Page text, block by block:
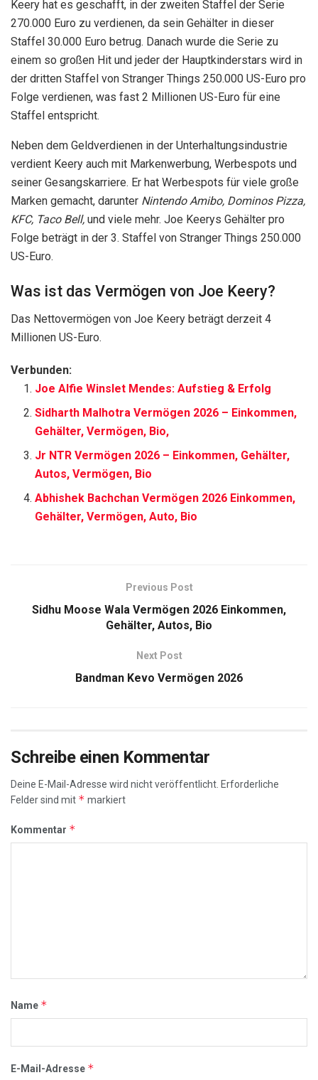
Keery hat es geschafft, in der zweiten Staffel der Serie
270.000 Euro zu verdienen, da sein Gehälter in dieser
Staffel 30.000 Euro betrug. Danach wurde die Serie zu
einem so großen Hit und jeder der Hauptkinderstars wird in
der dritten Staffel von Stranger Things 250.000 US-Euro pro
Folge verdienen, was fast 2 Millionen US-Euro für eine
Staffel entspricht.
Neben dem Geldverdienen in der Unterhaltungsindustrie
verdient Keery auch mit Markenwerbung, Werbespots und
seiner Gesangskarriere. Er hat Werbespots für viele große
Marken gemacht, darunter Nintendo Amibo, Dominos Pizza,
KFC, Taco Bell, und viele mehr. Joe Keerys Gehälter pro
Folge beträgt in der 3. Staffel von Stranger Things 250.000
US-Euro.
Was ist das Vermögen von Joe Keery?
Das Nettovermögen von Joe Keery beträgt derzeit 4
Millionen US-Euro.
Verbunden:
Joe Alfie Winslet Mendes: Aufstieg & Erfolg
Sidharth Malhotra Vermögen 2026 – Einkommen,
Gehälter, Vermögen, Bio,
Jr NTR Vermögen 2026 – Einkommen, Gehälter,
Autos, Vermögen, Bio
Abhishek Bachchan Vermögen 2026 Einkommen,
Gehälter, Vermögen, Auto, Bio
Previous Post
Sidhu Moose Wala Vermögen 2026 Einkommen,
Gehälter, Autos, Bio
Next Post
Bandman Kevo Vermögen 2026
Schreibe einen Kommentar
Deine E-Mail-Adresse wird nicht veröffentlicht. Erforderliche
Felder sind mit * markiert
Kommentar *
Name *
E-Mail-Adresse *